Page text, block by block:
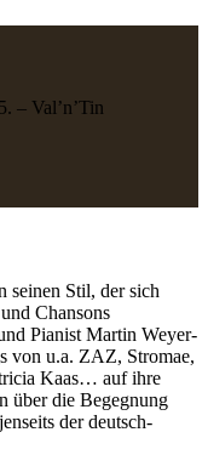
– Val’n’Tin
seinen Stil, der sich
Chansons
Pianist Martin Weyer-
von u.a. ZAZ, Stromae,
Kaas… auf ihre
über die Begegnung
der deutsch-